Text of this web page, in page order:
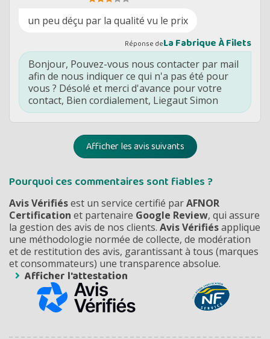
un peu déçu par la qualité vu le prix
Réponse deLa Fabrique À Filets
Bonjour, Pouvez-vous nous contacter par mail
afin de nous indiquer ce qui n'a pas été pour
vous ? Désolé et merci d'avance pour votre
contact, Bien cordialement, Liegaut Simon
Afficher les avis suivants
Pourquoi ces commentaires sont fiables ?
Avis Vérifiésest un service certifié parAFNOR
Certification et partenaire Google Review, qui assure
la gestion des avis de nos clients. Avis Vérifiésapplique
une méthodologie normée de collecte, de modération
et de restitution des avis, garantissant à tous (marques
et consommateurs) une transparence absolue.
Afficher l'attestation